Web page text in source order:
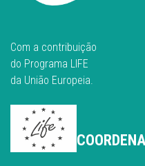
Com a contribuição
do Programa LIFE
da União Europeia.